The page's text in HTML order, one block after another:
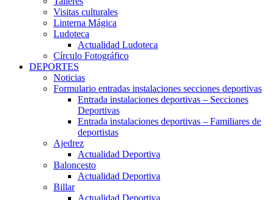
Visitas culturales
Linterna Mágica
Ludoteca
Actualidad Ludoteca
Círculo Fotográfico
DEPORTES
Noticias
Formulario entradas instalaciones secciones deportivas
Entrada instalaciones deportivas – Secciones
Deportivas
Entrada instalaciones deportivas – Familiares de
deportistas
Ajedrez
Actualidad Deportiva
Baloncesto
Actualidad Deportiva
Billar